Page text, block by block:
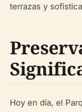
terrazas y
Hoy en día, el